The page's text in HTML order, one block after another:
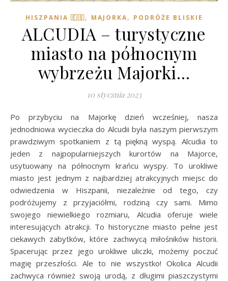
HISZPANIA 🇪🇸, MAJORKA, PODRÓŻE BLISKIE
ALCUDIA – turystyczne
miasto na północnym
wybrzeżu Majorki…
10 stycznia 2023
Po przybyciu na Majorkę dzień wcześniej, nasza
jednodniowa wycieczka do Alcudii była naszym pierwszym
prawdziwym spotkaniem z tą piękną wyspą. Alcudia to
jeden z najpopularniejszych kurortów na Majorce,
usytuowany na północnym krańcu wyspy. To urokliwe
miasto jest jednym z najbardziej atrakcyjnych miejsc do
odwiedzenia w Hiszpanii, niezależnie od tego, czy
podróżujemy z przyjaciółmi, rodziną czy sami. Mimo
swojego niewielkiego rozmiaru, Alcudia oferuje wiele
interesujących atrakcji. To historyczne miasto pełne jest
ciekawych zabytków, które zachwycą miłośników historii.
Spacerując przez jego urokliwe uliczki, możemy poczuć
magię przeszłości. Ale to nie wszystko! Okolica Alcudii
zachwyca również swoją urodą, z długimi piaszczystymi